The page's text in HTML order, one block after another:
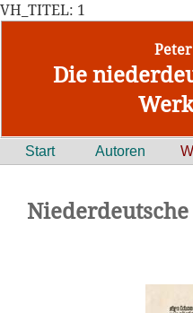
VH_TITEL: 1
Die
Start Autoren